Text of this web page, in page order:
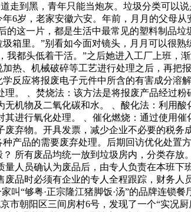
走到黑，青年只能当炮灰。垃圾分类可以
6岁，老家安徽六安。年前，月月的父母
这一片，都是生活中最常见的塑料制品
箱里。”别看如今面对镜头，月月可以很
都头低着干活。”之后她进入工厂上班，
热、机械破碎等工艺进行处理之后，再把
反应将报废电子元件中所含的有害成分溶
。 、焚烧法：该方法是将报废产品经过
机物及二氧化碳和水。 、酸化法：利用
进行氧化处理。 、催化燃烧：通过使用
弃物。开具发票，减少企业不必要的税
产品的需要废弃处理。后期回访优化处置
所有废品均统一放到垃圾房内，分类存
人员确认为废品后，由专人负责在本班
品时必须有企业的专人全程跟踪，财务
“够粤·正宗隆江猪脚饭·汤”的品牌连锁
朝阳区三间房村6号，发现了一个“实况